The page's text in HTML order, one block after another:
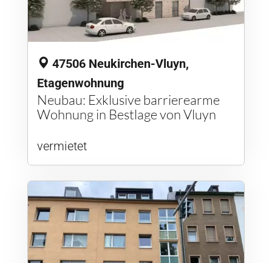
47506 Neukirchen-Vluyn,
Etagenwohnung
Neubau: Exklusive barrierearme
Wohnung in Bestlage von Vluyn
vermietet